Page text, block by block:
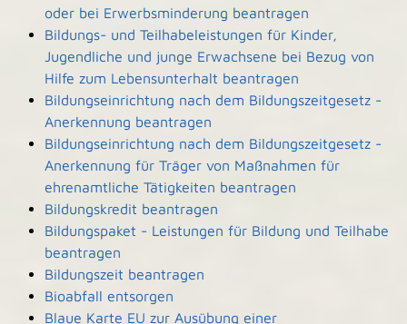
oder bei Erwerbsminderung beantragen
Bildungs- und Teilhabeleistungen für Kinder,
Jugendliche und junge Erwachsene bei Bezug von
Hilfe zum Lebensunterhalt beantragen
Bildungseinrichtung nach dem Bildungszeitgesetz -
Anerkennung beantragen
Bildungseinrichtung nach dem Bildungszeitgesetz -
Anerkennung für Träger von Maßnahmen für
ehrenamtliche Tätigkeiten beantragen
Bildungskredit beantragen
Bildungspaket - Leistungen für Bildung und Teilhabe
beantragen
Bildungszeit beantragen
Bioabfall entsorgen
Blaue Karte EU zur Ausübung einer